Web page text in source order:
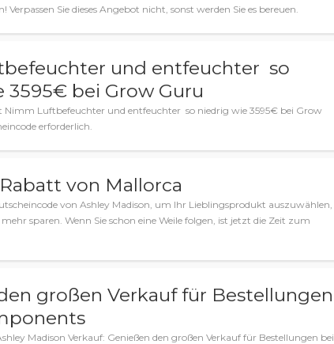
Verpassen Sie dieses Angebot nicht, sonst werden Sie es bereuen.
und entfeuchter so
3595€ bei Grow Guru
Nimm Luftbefeuchter und entfeuchter so niedrig wie 3595€ bei Grow
erforderlich.
Rabatt von Mallorca
von Ashley Madison, um Ihr Lieblingsprodukt auszuwählen,
sparen. Wenn Sie schon eine Weile folgen, ist jetzt die Zeit zum
großen Verkauf für Bestellungen
Madison Verkauf: Genießen den großen Verkauf für Bestellungen bei